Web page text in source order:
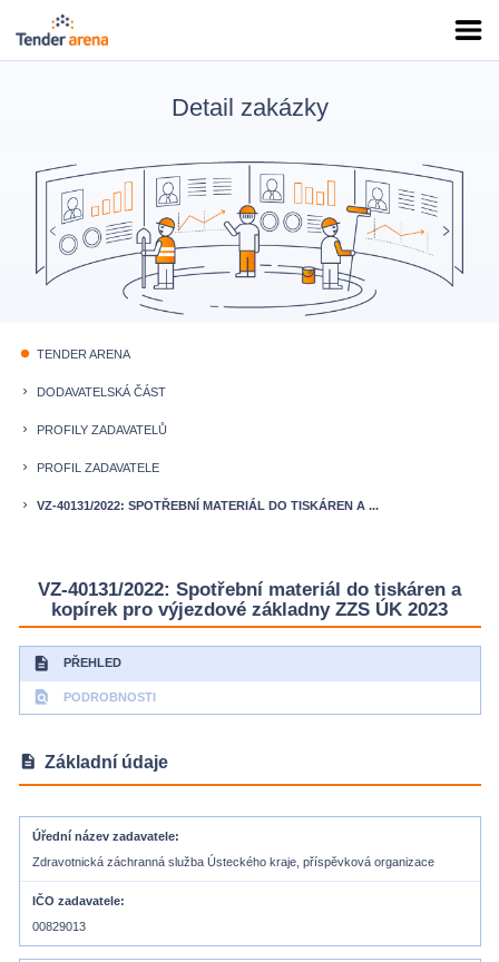
Detail zakázky
fiber_manual_record TENDER ARENA
keyboard_arrow_right DODAVATELSKÁ ČÁST
keyboard_arrow_right PROFILY ZADAVATELŮ
keyboard_arrow_right PROFIL ZADAVATELE
keyboard_arrow_right VZ-40131/2022: SPOTŘEBNÍ MATERIÁL DO TISKÁREN A ...
VZ-40131/2022: Spotřební materiál do tiskáren a
kopírek pro výjezdové základny ZZS ÚK 2023
description PŘEHLED
find_in_page PODROBNOSTI
description Základní údaje
Úřední název zadavatele
Zdravotnická záchranná služba Ústeckého kraje, příspěvková organizace
IČO zadavatele
00829013